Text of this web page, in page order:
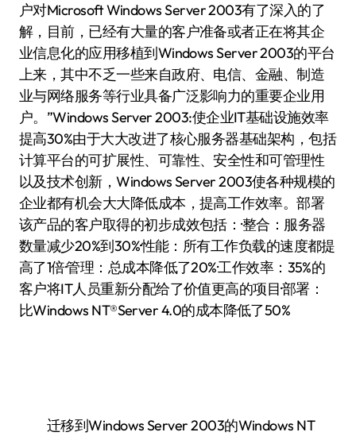
户对Microsoft Windows Server 2003有了深入的了
解，目前，已经有大量的客户准备或者正在将其企
业信息化的应用移植到Windows Server 2003的平台
上来，其中不乏一些来自政府、电信、金融、制造
业与网络服务等行业具备广泛影响力的重要企业用
户。”Windows Server 2003:使企业IT基础设施效率
提高30%由于大大改进了核心服务器基础架构，包括
计算平台的可扩展性、可靠性、安全性和可管理性
以及技术创新，Windows Server 2003使各种规模的
企业都有机会大大降低成本，提高工作效率。部署
该产品的客户取得的初步成效包括：·整合：服务器
数量减少20%到30%·性能：所有工作负载的速度都提
高了1倍·管理：总成本降低了20%·工作效率：35%的
客户将IT人员重新分配给了价值更高的项目·部署：
比Windows NT®Server 4.0的成本降低了50%
迁移到Windows Server 2003的Windows NT